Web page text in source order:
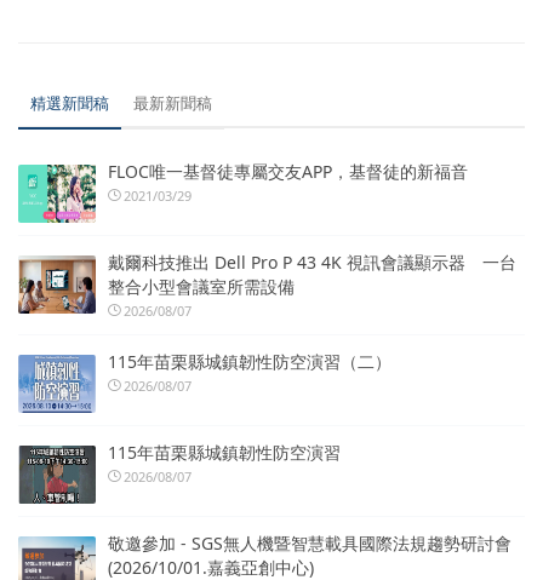
精選新聞稿 最新新聞稿
FLOC唯一基督徒專屬交友APP，基督徒的新福音
2021/03/29
戴爾科技推出 Dell Pro P 43 4K 視訊會議顯示器 一台
整合小型會議室所需設備
2026/08/07
115年苗栗縣城鎮韌性防空演習（二）
2026/08/07
115年苗栗縣城鎮韌性防空演習
2026/08/07
敬邀參加 - SGS無人機暨智慧載具國際法規趨勢研討會
(2026/10/01.嘉義亞創中心)